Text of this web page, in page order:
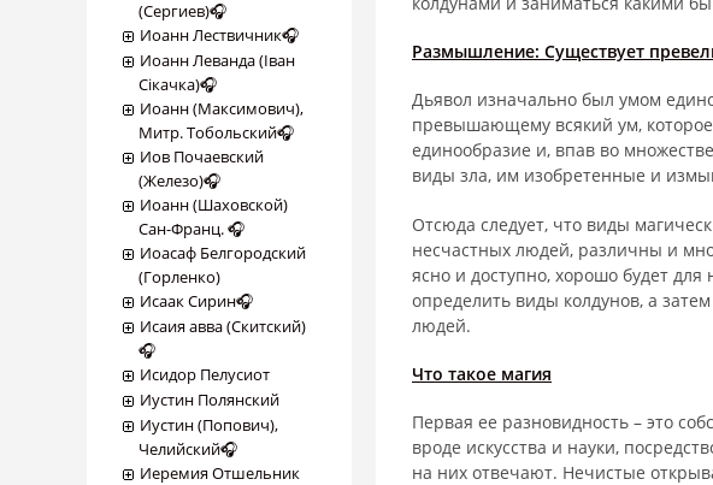
Размышление: Существует
Дьявол изначально был умом
превышающему всякий ум, которое
единообразие и, впав во
виды зла, им изобретенные и
Отсюда следует, что виды
несчастных людей, различны и
ясно и доступно, хорошо будет
определить виды колдунов, а
людей.
Что такое магия
Первая ее разновидность – это
вроде искусства и науки,
на них отвечают. Нечистые
(Сергиев)🎧
Иоанн Лествичник🎧
Иоанн Леванда (Іван
Сікачка)🎧
Иоанн (Максимович),
Митр. Тобольский🎧
Иов Почаевский
(Железо)🎧
Иоанн (Шаховской)
Сан-Франц. 🎧
Иоасаф Белгородский
(Горленко)
Исаак Сирин🎧
Исаия авва (Скитский)
🎧
Исидор Пелусиот
Иустин Полянский
Иустин (Попович),
Челийский🎧
Иеремия Отшельник